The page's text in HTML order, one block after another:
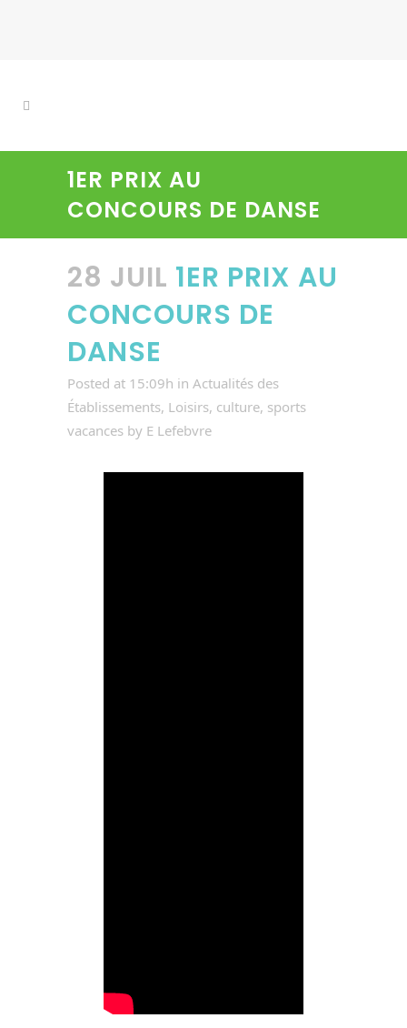
1ER PRIX AU
CONCOURS DE DANSE
28 JUIL 1ER PRIX AU
CONCOURS DE
DANSE
Posted at 15:09h in Actualités des
Établissements, Loisirs, culture, sports
vacances by E Lefebvre